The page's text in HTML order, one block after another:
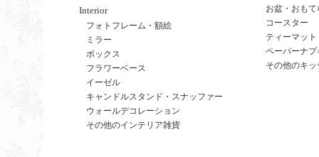
Interior
フォトフレーム・額絵
ミラー
ボックス
フラワーベース
イーゼル
キャンドルスタンド・スナッファー
ウォールデコレーション
その他のインテリア雑貨
お盆・おも
コースター
ティーマッ
ペーパーナプ
その他のキ